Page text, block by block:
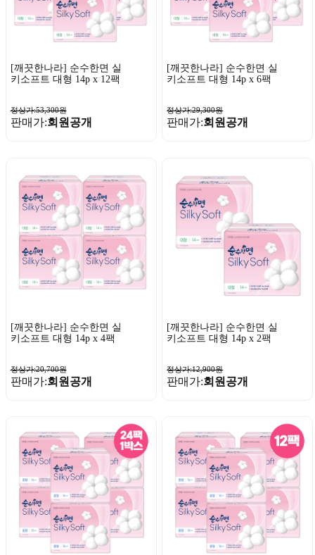
[깨끗한나라] 순수한면 실
키소프트 대형 14p x 12팩
정상가:53,300원
판매가:회원공개
[깨끗한나라] 순수한면 실
키소프트 대형 14p x 6팩
정상가:29,300원
판매가:회원공개
[깨끗한나라] 순수한면 실
키소프트 대형 14p x 4팩
정상가:20,700원
판매가:회원공개
[깨끗한나라] 순수한면 실
키소프트 대형 14p x 2팩
정상가:12,900원
판매가:회원공개